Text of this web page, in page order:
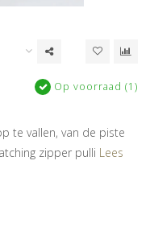
Op voorraad (1)
te vallen, van de piste
zipper pulli Lees